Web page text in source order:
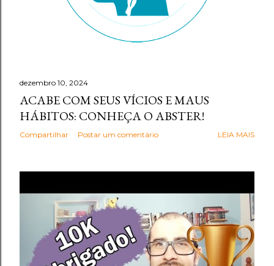
dezembro 10, 2024
ACABE COM SEUS VÍCIOS E MAUS
HÁBITOS: CONHEÇA O ABSTER!
Compartilhar Postar um comentário LEIA MAIS